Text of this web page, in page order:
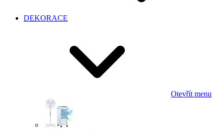
DEKORACE
Otevřít menu